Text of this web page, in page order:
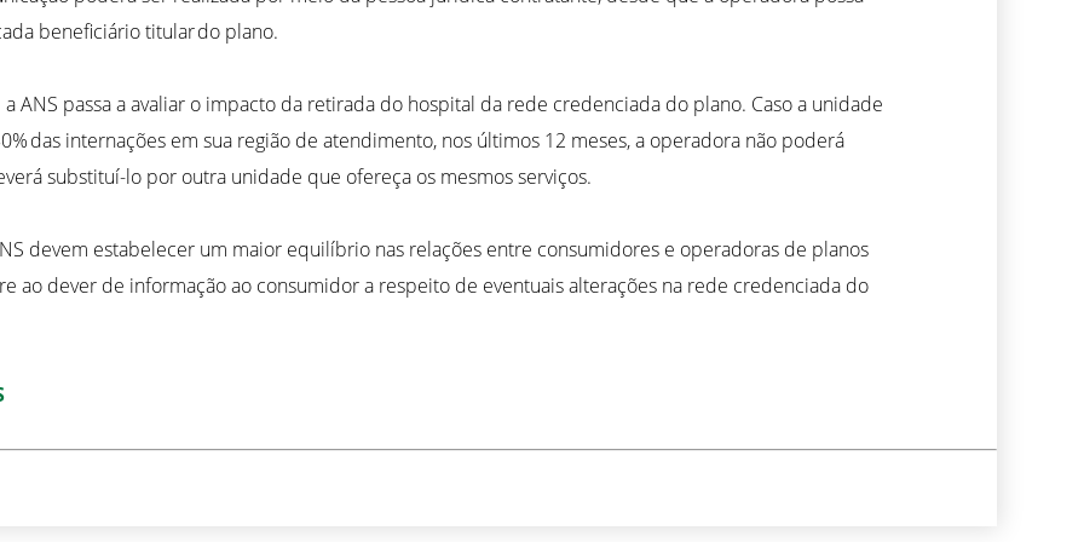
beneficiário titular do plano.
ANS passa a avaliar o impacto da retirada do hospital da rede credenciada do plano. Caso a unidade
das internações em sua região de atendimento, nos últimos 12 meses, a operadora não poderá
substituí-lo por outra unidade que ofereça os mesmos serviços.
devem estabelecer um maior equilíbrio nas relações entre consumidores e operadoras de planos
ao dever de informação ao consumidor a respeito de eventuais alterações na rede credenciada do